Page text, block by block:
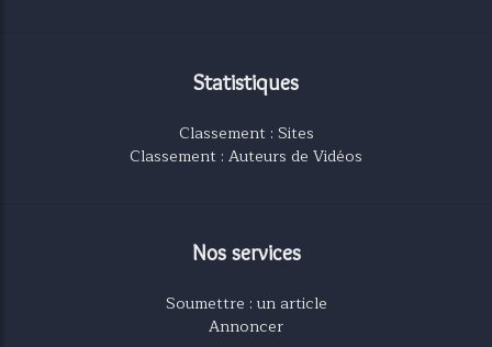
Statistiques
Classement : Sites
Classement : Auteurs de Vidéos
Nos services
Soumettre : un article
Annoncer